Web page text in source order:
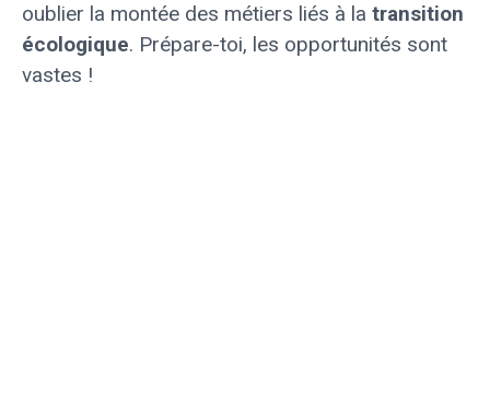
oublier la montée des métiers liés à la transition
écologique. Prépare-toi, les opportunités sont
vastes !